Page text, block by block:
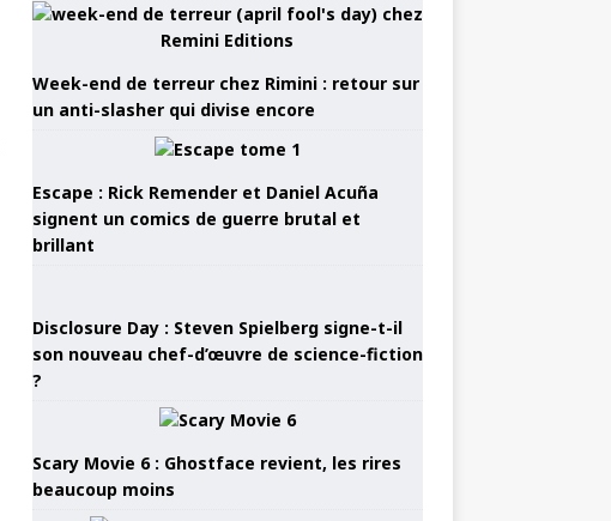
Week-end de terreur chez Rimini : retour sur
un anti-slasher qui divise encore
Escape : Rick Remender et Daniel Acuña
signent un comics de guerre brutal et
brillant
Disclosure Day : Steven Spielberg signe-t-il
son nouveau chef-d’œuvre de science-fiction
?
Scary Movie 6 : Ghostface revient, les rires
beaucoup moins